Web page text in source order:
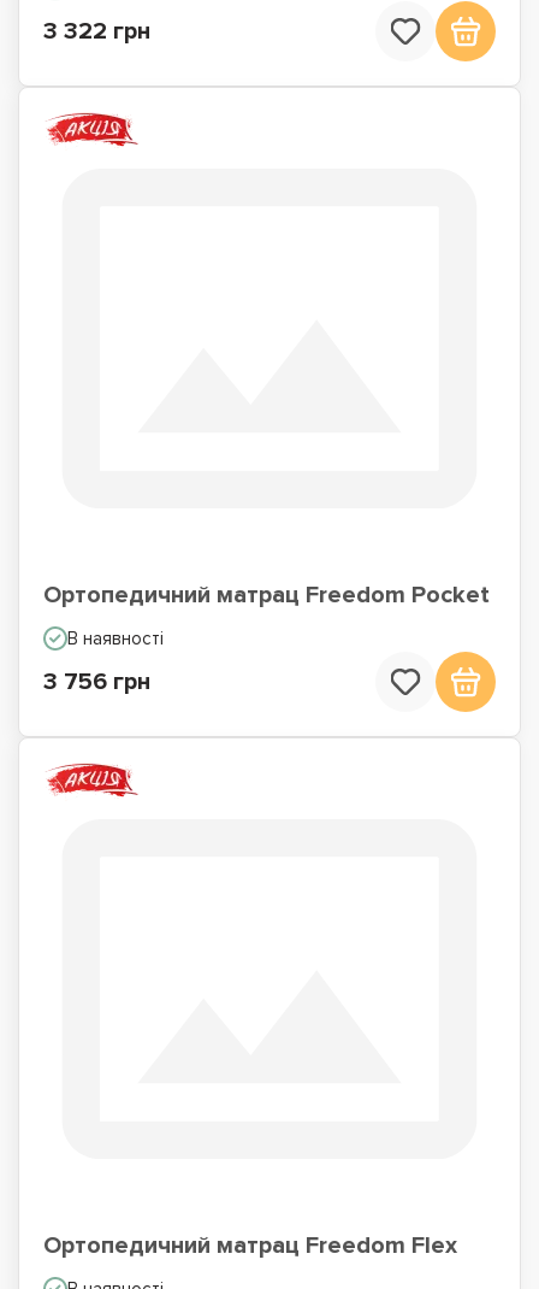
3 322 грн
Ортопедичний матрац Freedom Pocket
В наявності
3 756 грн
Ортопедичний матрац Freedom Flex